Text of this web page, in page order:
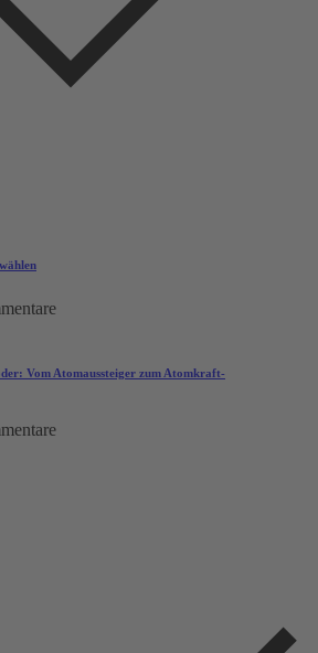
Vom Atomaussteiger zum Atomkraft-